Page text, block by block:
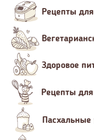
Рецепты
Здоровое
Рецепты
Пасхальные